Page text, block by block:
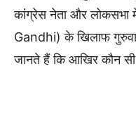
कांग्रेस नेता और लोकसभा में
Gandhi) के खिलाफ
जानते हैं कि आखिर कौन सी